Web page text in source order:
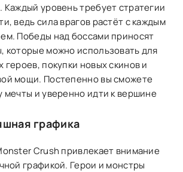
уровень требует стратегии
ведь сила врагов растёт с каждым
Победы над боссами приносят
которые можно использовать для
героев, покупки новых скинов и
мощи. Постепенно вы сможете
мечты и уверенно идти к вершине
графика
Crush привлекает внимание
графикой. Герои и монстры